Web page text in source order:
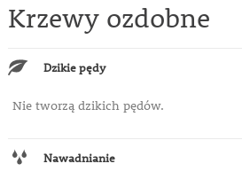
Krzewy ozdobne
Dzikie pędy
Nie tworzą dzikich pędów.
Nawadnianie